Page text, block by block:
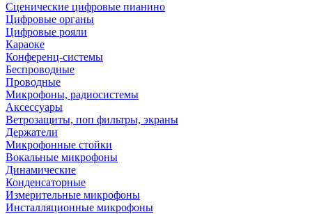
Сценические цифровые пианино
Цифровые органы
Цифровые рояли
Караоке
Конференц-системы
Беспроводные
Проводные
Микрофоны, радиосистемы
Аксессуары
Ветрозащиты, поп фильтры, экраны
Держатели
Микрофонные стойки
Вокальные микрофоны
Динамические
Конденсаторные
Измерительные микрофоны
Инсталляционные микрофоны